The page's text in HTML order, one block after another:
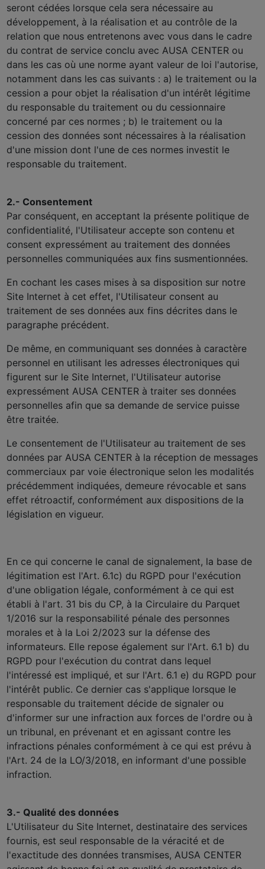
seront cédées lorsque cela sera nécessaire au
développement, à la réalisation et au contrôle de la
relation que nous entretenons avec vous dans le cadre
du contrat de service conclu avec AUSA CENTER ou
dans les cas où une norme ayant valeur de loi l'autorise,
notamment dans les cas suivants : a) le traitement ou la
cession a pour objet la réalisation d'un intérêt légitime
du responsable du traitement ou du cessionnaire
concerné par ces normes ; b) le traitement ou la
cession des données sont nécessaires à la réalisation
d'une mission dont l'une de ces normes investit le
responsable du traitement.
2.- Consentement
Par conséquent, en acceptant la présente politique de
confidentialité, l'Utilisateur accepte son contenu et
consent expressément au traitement des données
personnelles communiquées aux fins susmentionnées.
En cochant les cases mises à sa disposition sur notre
Site Internet à cet effet, l'Utilisateur consent au
traitement de ses données aux fins décrites dans le
paragraphe précédent.
De même, en communiquant ses données à caractère
personnel en utilisant les adresses électroniques qui
figurent sur le Site Internet, l'Utilisateur autorise
expressément AUSA CENTER à traiter ses données
personnelles afin que sa demande de service puisse
être traitée.
Le consentement de l'Utilisateur au traitement de ses
données par AUSA CENTER à la réception de messages
commerciaux par voie électronique selon les modalités
précédemment indiquées, demeure révocable et sans
effet rétroactif, conformément aux dispositions de la
législation en vigueur.
En ce qui concerne le canal de signalement, la base de
légitimation est l'Art. 6.1c) du RGPD pour l'exécution
d'une obligation légale, conformément à ce qui est
établi à l'art. 31 bis du CP, à la Circulaire du Parquet
1/2016 sur la responsabilité pénale des personnes
morales et à la Loi 2/2023 sur la défense des
informateurs. Elle repose également sur l'Art. 6.1 b) du
RGPD pour l'exécution du contrat dans lequel
l'intéressé est impliqué, et sur l'Art. 6.1 e) du RGPD pour
l'intérêt public. Ce dernier cas s'applique lorsque le
responsable du traitement décide de signaler ou
d'informer sur une infraction aux forces de l'ordre ou à
un tribunal, en prévenant et en agissant contre les
infractions pénales conformément à ce qui est prévu à
l'Art. 24 de la LO/3/2018, en informant d'une possible
infraction.
3.- Qualité des données
L'Utilisateur du Site Internet, destinataire des services
fournis, est seul responsable de la véracité et de
l'exactitude des données transmises, AUSA CENTER